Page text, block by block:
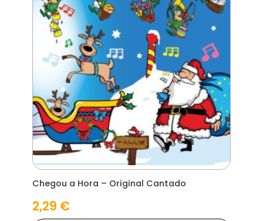
Chegou a Hora – Original Cantado
2,29 €